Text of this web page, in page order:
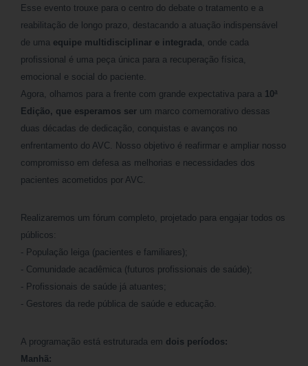
Esse evento trouxe para o centro do debate o tratamento e a
reabilitação de longo prazo, destacando a atuação indispensável
de uma equipe multidisciplinar e integrada, onde cada
profissional é uma peça única para a recuperação física,
emocional e social do paciente.
Agora, olhamos para a frente com grande expectativa para a 10ª
Edição, que esperamos ser um marco comemorativo dessas
duas décadas de dedicação, conquistas e avanços no
enfrentamento do AVC. Nosso objetivo é reafirmar e ampliar nosso
compromisso em defesa as melhorias e necessidades dos
pacientes acometidos por AVC.
Realizaremos um fórum completo, projetado para engajar todos os
públicos:
- População leiga (pacientes e familiares);
- Comunidade acadêmica (futuros profissionais de saúde);
- Profissionais de saúde já atuantes;
- Gestores da rede pública de saúde e educação.
A programação está estruturada em dois períodos:
Manhã: